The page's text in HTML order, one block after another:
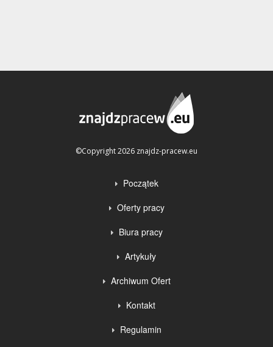
©Copyright 2026 znajdz-pracew.eu
Początek
Oferty pracy
Biura pracy
Artykuły
Archiwum Ofert
Kontakt
Regulamin